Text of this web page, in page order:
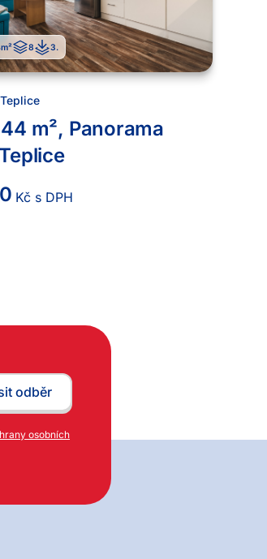
m² 8 3.
Teplice
m², Panorama
Kč s DPH
osobních